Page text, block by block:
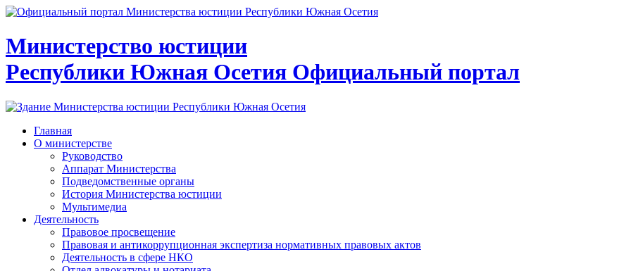
Министерство юстиции
Республики Южная Осетия Официальный портал
Главная
О министерстве
Руководство
Аппарат Министерства
Подведомственные органы
История Министерства юстиции
Мультимедиа
Деятельность
Правовое просвещение
Правовая и антикоррупционная экспертиза нормативных правовых актов
Деятельность в сфере НКО